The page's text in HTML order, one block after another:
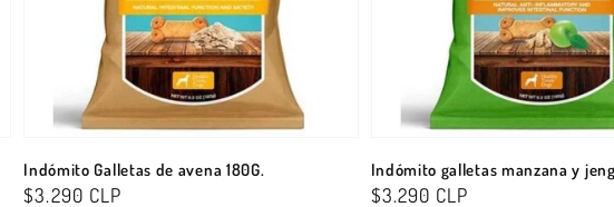
Indómito Galletas de avena 180G.
Precio
$3.290 CLP
Indómito galletas manzana y
Precio
$3.290 CLP